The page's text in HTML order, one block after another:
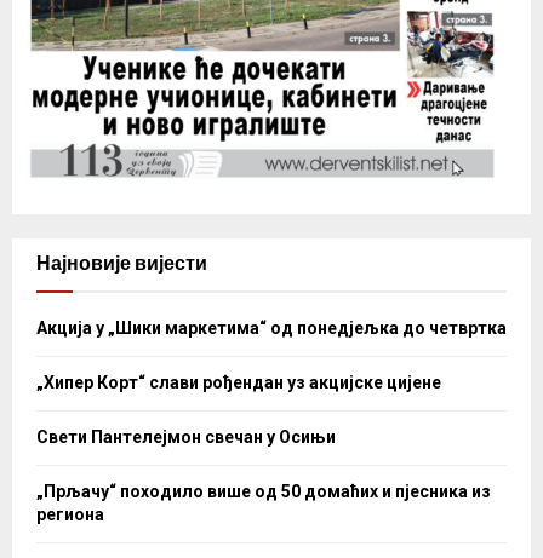
Најновије вијести
Акција у „Шики маркетима“ од понедјељка до четвртка
„Хипер Корт“ слави рођендан уз акцијске цијене
Свети Пантелејмон свечан у Осињи
„Прљачу“ походило више од 50 домаћих и пјесника из
региона